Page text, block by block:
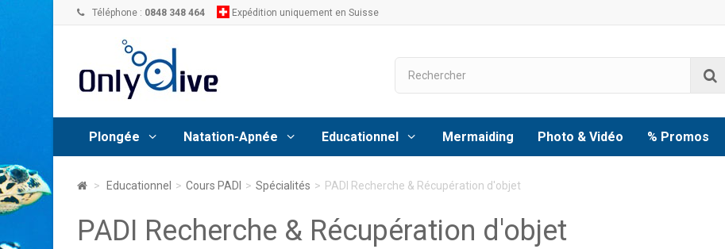
Téléphone : 0848 348 464 Expédition uniquement en Suisse
Plongée Natation-Apnée Educationnel Mermaiding Photo & Vidéo % Promos
> Educationnel > Cours PADI > Spécialités > PADI Recherche & Récupération d'objet
PADI Recherche & Récupération d'objet